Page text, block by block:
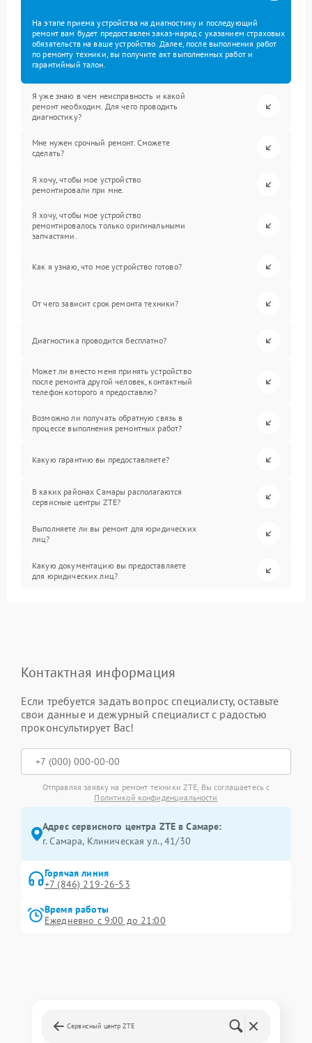
На этапе приема устройства на диагностику и последующий
ремонт вам будет предоставлен заказ-наряд с указанием страховых
обязательств на ваше устройство. Далее, после выполнения работ
по ремонту техники, вы получите акт выполненных работ и
гарантийный талон.
Я уже знаю в чем неисправность и какой
ремонт необходим. Для чего проводить
диагностику?
Мне нужен срочный ремонт. Сможете
сделать?
Я хочу, чтобы мое устройство
ремонтировали при мне.
Я хочу, чтобы мое устройство
ремонтировалось только оригинальными
запчастями.
Как я узнаю, что мое устройство готово?
От чего зависит срок ремонта техники?
Диагностика проводится бесплатно?
Может ли вместо меня принять устройство
после ремонта другой человек, контактный
телефон которого я предоставлю?
Возможно ли получать обратную связь в
процессе выполнения ремонтных работ?
Какую гарантию вы предоставляете?
В каких районах Самары располагаются
сервисные центры ZTE?
Выполняете ли вы ремонт для юридических
лиц?
Какую документацию вы предоставляете
для юридических лиц?
Контактная информация
Если требуется задать вопрос специалисту, оставьте
свои данные и дежурный специалист с радостью
проконсультирует Вас!
Отправляя заявку на ремонт техники ZTE, Вы соглашаетесь с
Политикой конфиденциальности
Адрес сервисного центра ZTE в Самаре:
г. Самара, Клиническая ул., 41/30
Горячая линия
+7 (846) 219-26-53
Время работы
Ежедневно с 9:00 до 21:00
Сервисный центр ZTE